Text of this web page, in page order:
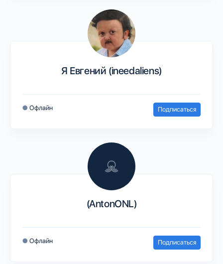
Я Евгений (ineedaliens)
● Офлайн Подписаться
(AntonONL)
● Офлайн Подписаться